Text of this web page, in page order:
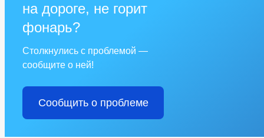
на дороге, не горит
фонарь?
Столкнулись с проблемой —
сообщите о ней!
Сообщить о проблеме